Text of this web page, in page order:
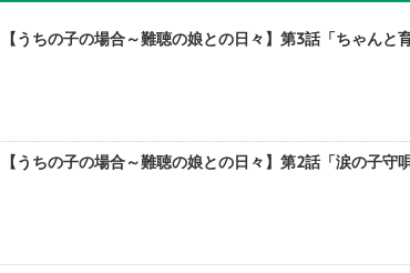
【うちの子の場合～難聴の娘との日々】第3話「ちゃんと
【うちの子の場合～難聴の娘との日々】第2話「涙の子守